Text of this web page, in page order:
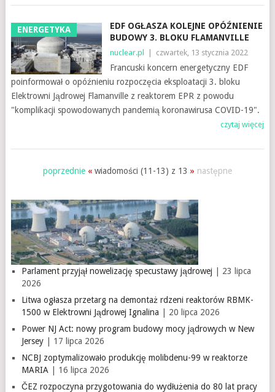
ENERGETYKA
EDF OGŁASZA KOLEJNE OPÓŹNIENIE
BUDOWY 3. BLOKU FLAMANVILLE
nuclear.pl czwartek, 13 stycznia 2022
Francuski koncern energetyczny EDF
poinformował o opóźnieniu rozpoczęcia eksploatacji 3. bloku
Elektrowni Jądrowej Flamanville z reaktorem EPR z powodu
"komplikacji spowodowanych pandemią koronawirusa COVID-19".
czytaj więcej
poprzednie «wiadomości (11-13) z 13 » następne
Parlament przyjął nowelizację specustawy jądrowej | 23 lipca
2026
Litwa ogłasza przetarg na demontaż rdzeni reaktorów RBMK-
1500 w Elektrowni Jądrowej Ignalina | 20 lipca 2026
Power NJ Act: nowy program budowy mocy jądrowych w New
Jersey| 17 lipca 2026
NCBJ zoptymalizowało produkcję molibdenu-99 w reaktorze
MARIA | 16 lipca 2026
ČEZ rozpoczyna przygotowania do wydłużenia do 80 lat pracy